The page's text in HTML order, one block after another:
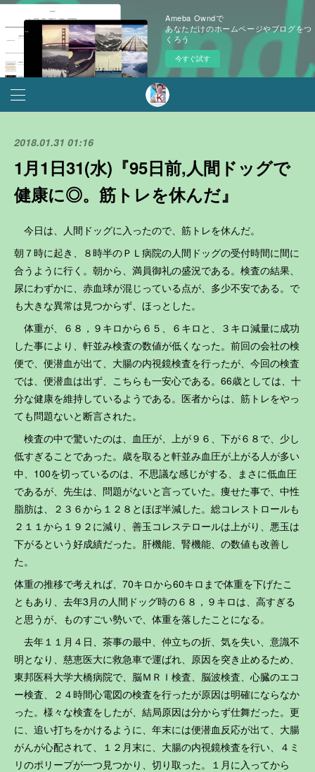
Ameba Owndで
あなただけのホームページやブログをつ
くろう
今すぐ試す
2018.01.31 01:16
1月1日31(水)『95日前,人間ドッグで
健康に◎。筋トレを休んだ』
今日は、人間ドッグに入ったので、筋トレを休んだ。
朝７時に起き、８時半のＰＬ病院の人間ドッグの受付時間に間に
合うように行く。朝から、満員御礼の盛況である。検査の結果、
尿にわずかに、赤血球が混じっている点が、多少不安である。で
も大きな異常は見つからず、ほっとした。
体重が、６８，９キロから６５、６キロと、３キロ減量に成功
した事により、軒並み検査の数値が低くなった。前回の会社の検
便で、便潜血が出て、大腸の内視鏡検査を行ったが、今回の検査
では、便潜血は出ず、こちらも一安心である。66歳としては、十
分な健康を維持しているようである。医者からは、筋トレをやっ
ても問題ないと断言された。
検査の中で驚いたのは、血圧が、上が９６、下が６８で、少し
低すぎることであった。歳を取ると軒並み血圧が上がる人が多い
中、100を切っているのは、不思議な感じがする、まさに低血圧
であるが、先生は、問題がないと言っていた。痩せた事で、中性
脂肪は、２３６から１２８とほぼ半減した。総コレストロールも
２１１から１９２に減り、善玉コレステロールは上がり、悪玉は
下がるという好成績だった。肝機能、腎機能、の数値も改善し
た。
体重の推移で考えれば、70キロから60キロまで体重を下げたこ
ともあり、去年3月の人間ドッグ時の６８，９キロは、高すぎる
と思うが、ものすごい勢いで、体重を落したことになる。
去年１１月４日、茶事の最中、仲立ちの折、気を失い、意識不
明となり、慈恵医大に救急車で運ばれ、原因を突き止めるため、
東邦医科大学大橋病院で、脳ＭＲＩ検査、脳波検査、心臓のエコ
ー検査、２４時間心電図の検査を行ったが原因は明確にならなか
った。様々な検査をしたが、結局原因は分からず仕舞だった。更
に、追い打ちをかけるように、年末には便潜血反応が出て、大腸
がんが心配されて、１２月末に、大腸の内視鏡検査を行い、４ミ
リのポリープが一つ見つかり、切り取った。１月に入ってから